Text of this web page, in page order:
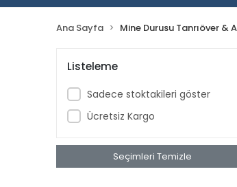
Ana Sayfa Mine Durusu Tanrıöver &
Listeleme
Sadece stoktakileri göster
Ücretsiz Kargo
Seçimleri Temizle